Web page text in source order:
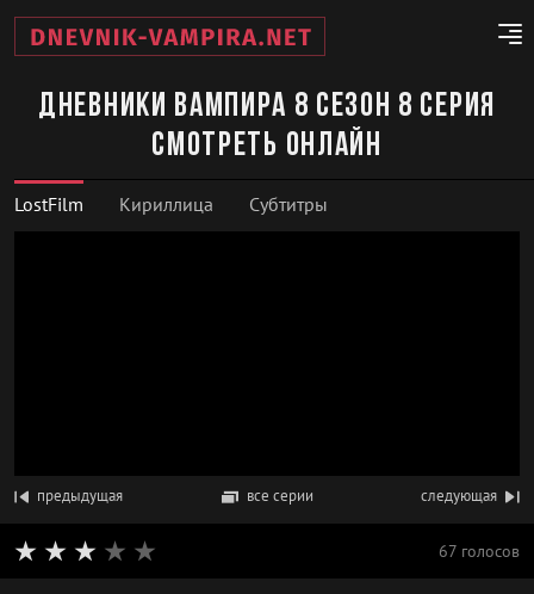
Дневники вампира 8 сезон 8 серия
смотреть онлайн
LostFilm Кириллица Субтитры
предыдущая все серии следующая
67 голосов